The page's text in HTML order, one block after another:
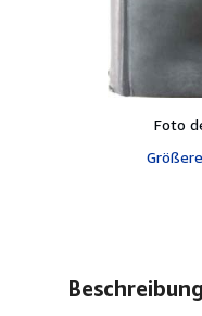
Foto
Beschreibung